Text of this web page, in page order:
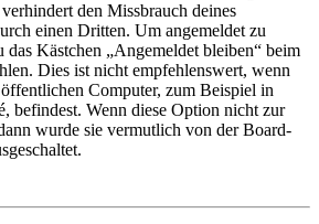
den Missbrauch deines
einen Dritten. Um angemeldet zu
das Kästchen „Angemeldet bleiben“ beim
Dies ist nicht empfehlenswert, wenn
Computer, zum Beispiel in
befindest. Wenn diese Option nicht zur
wurde sie vermutlich von der Board-